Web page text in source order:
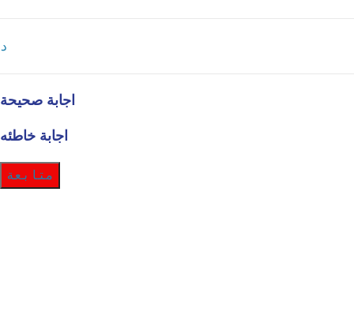
د
اجابة صحيحة
اجابة خاطئه
متابعة